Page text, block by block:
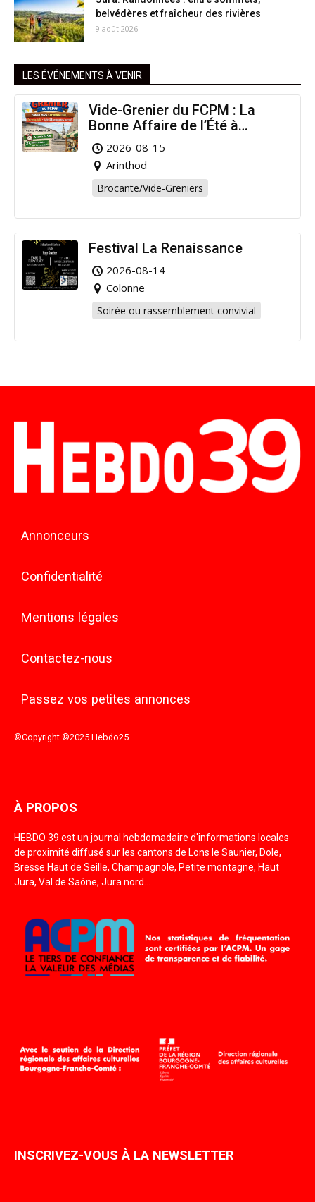
belvédères et fraîcheur des rivières
9 août 2026
LES ÉVÉNEMENTS À VENIR
Vide-Grenier du FCPM : La
Bonne Affaire de l’Été à
Arinthod !
2026-08-15
Arinthod
Brocante/Vide-Greniers
Festival La Renaissance
2026-08-14
Colonne
Soirée ou rassemblement convivial